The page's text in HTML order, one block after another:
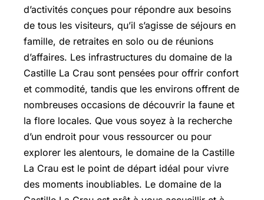
d’activités conçues pour répondre aux besoins
de tous les visiteurs, qu’il s’agisse de séjours en
famille, de retraites en solo ou de réunions
d’affaires. Les infrastructures du domaine de la
Castille La Crau sont pensées pour offrir confort
et commodité, tandis que les environs offrent de
nombreuses occasions de découvrir la faune et
la flore locales. Que vous soyez à la recherche
d’un endroit pour vous ressourcer ou pour
explorer les alentours, le domaine de la Castille
La Crau est le point de départ idéal pour vivre
des moments inoubliables. Le domaine de la